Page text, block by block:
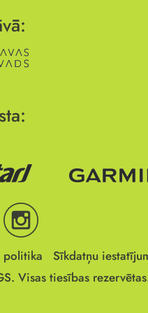
politika
Sīkdatņu
Visas tiesības